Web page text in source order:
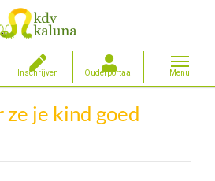
ze je kind goed